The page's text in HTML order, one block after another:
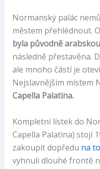
Normanský palác
městem přehlédnout. O
byla původně
následně přestavěna.
ale mnoho částí je
Nejslavnějším místem
Capella Palatina.
Kompletní lístek do
Capella Palatina) stojí
zakoupit dopředu na
vyhnuli dlouhé frontě